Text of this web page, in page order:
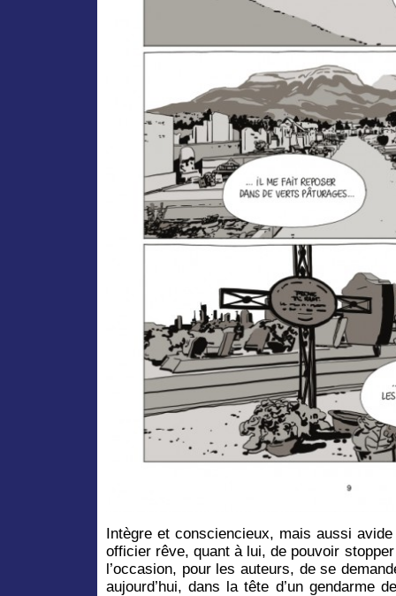
Intègre et consciencieux, mais aussi
officier rêve, quant à lui, de pouvoir
l’occasion, pour les auteurs, de se
aujourd’hui, dans la tête d’un gendarme